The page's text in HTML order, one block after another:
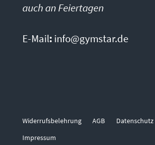
auch an Feiertagen
E-Mail: info@gymstar.de
Widerrufsbelehrung AGB
Datenschutz
Impressum